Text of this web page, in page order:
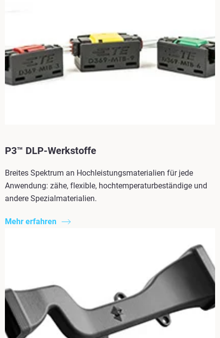
P3™ DLP-Werkstoffe
Breites Spektrum an Hochleistungsmaterialien für jede
Anwendung: zähe, flexible, hochtemperaturbeständige und
andere Spezialmaterialien.
Mehr erfahren